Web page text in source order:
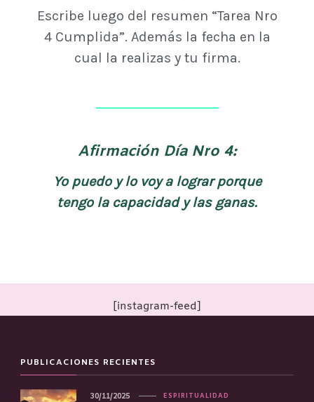
Escribe luego del resumen “Tarea Nro
4 Cumplida”. Además la fecha en la
cual la realizas y tu firma.
Afirmación Día Nro 4:
Yo puedo y lo voy a lograr porque
tengo la capacidad y las ganas.
[instagram-feed]
PUBLICACIONES RECIENTES
ESPIRITUALIDAD
30/11/2025